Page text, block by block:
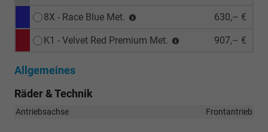
8X - Race Blue Met. 630,– €
K1 - Velvet Red Premium Met. 907,– €
Allgemeines
Räder & Technik
Antriebsachse Frontantrieb